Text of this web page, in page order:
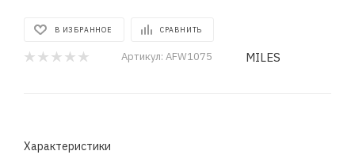
В ИЗБРАННОЕ СРАВНИТЬ
Артикул: AFW1075 MILES
Характеристики